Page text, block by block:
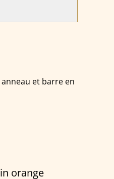
et barre en
orange